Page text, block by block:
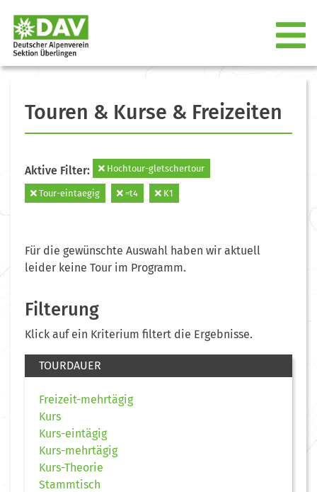
Touren & Kurse & Freizeiten
Aktive Filter: Hochtour-gletschertour
Tour-eintaegig =t4 K1
Für die gewünschte Auswahl haben wir aktuell
leider keine Tour im Programm.
Filterung
Klick auf ein Kriterium filtert die Ergebnisse.
TOURDAUER
Freizeit-mehrtägig
Kurs
Kurs-eintägig
Kurs-mehrtägig
Kurs-Theorie
Stammtisch